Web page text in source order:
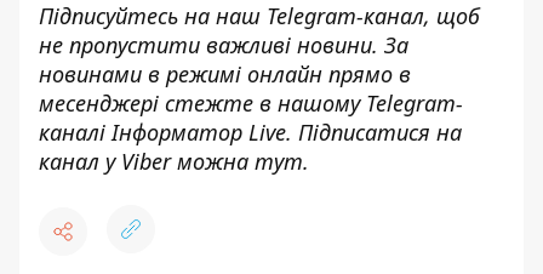
Підписуйтесь на наш Telegram-канал, щоб
не пропустити важливі новини. За
новинами в режимі онлайн прямо в
месенджері стежте в нашому Telegram-
каналіІнформатор Live. Підписатися на
канал у Viber можна тут.